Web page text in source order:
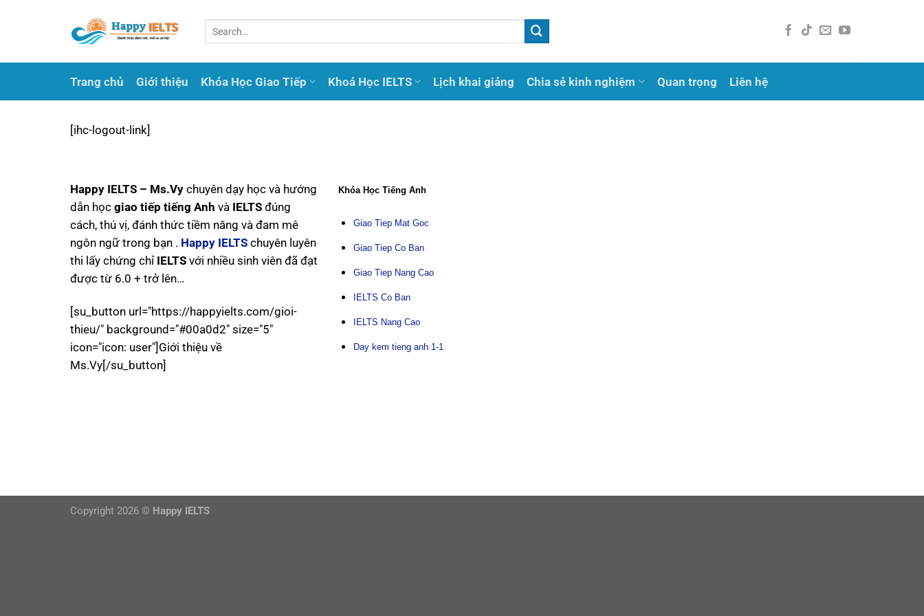
dung
Trang chủ
Giới thiệu Khóa Học Giao Tiếp Khoá Học IELTS Lịch khai giảng Chia sẻ kinh nghiệm Quan trọng Liên hệ
[ihc-logout-link]
Happy IELTS – Ms.Vy chuyên dạy học và hướng
dẫn học giao tiếp tiếng Anh và IELTS đúng
cách, thú vị, đánh thức tiềm năng và đam mê
ngôn ngữ trong bạn . Happy IELTS chuyên luyên
thi lấy chứng chỉ IELTS với nhiều sinh viên đã đạt
được từ 6.0 + trở lên…
[su_button url="https://happyielts.com/gioi-
thieu/" background="#00a0d2" size="5"
icon="icon: user"]Giới thiệu về
Ms.Vy[/su_button]
Khóa Học Tiếng Anh
Giao Tiep Mat Goc
Giao Tiep Co Ban
Giao Tiep Nang Cao
IELTS Co Ban
IELTS Nang Cao
Day kem tieng anh 1-1
Copyright 2026 © Happy IELTS